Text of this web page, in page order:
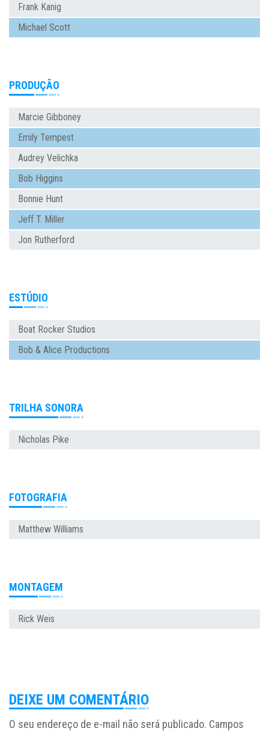
Frank Kanig
Michael Scott
PRODUÇÃO
Marcie Gibboney
Emily Tempest
Audrey Velichka
Bob Higgins
Bonnie Hunt
Jeff T. Miller
Jon Rutherford
ESTÚDIO
Boat Rocker Studios
Bob & Alice Productions
TRILHA SONORA
Nicholas Pike
FOTOGRAFIA
Matthew Williams
MONTAGEM
Rick Weis
DEIXE UM COMENTÁRIO
O seu endereço de e-mail não será publicado. Campos